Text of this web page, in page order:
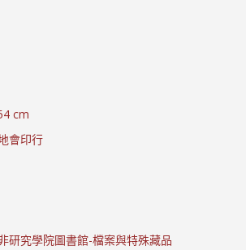
cm
會印行
研究學院圖書館-檔案與特殊藏品